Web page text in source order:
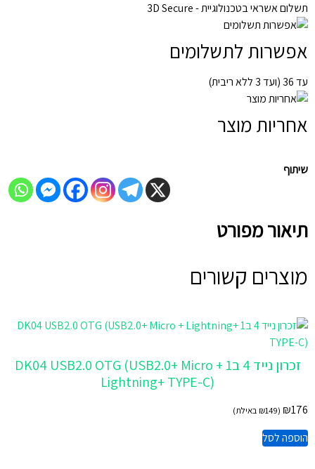
תשלום אשראי בטכנולוגיית - 3D Secure
אפשרות לתשלומים
עד 36 (ועד 3 ללא ריבית)
אחריות מוצר
שיתוף
תיאור מפורט
מוצרים קשורים
זכרון נייד 4 ב1 DK04 USB2.0 OTG (USB2.0+ Micro +
Lightning+ TYPE-C)
₪176
(
₪149 באילת)
הוספה לסל